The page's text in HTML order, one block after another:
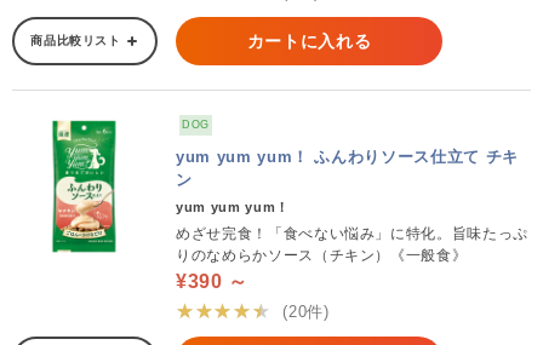
商品比較リスト カートに入れる
DOG
yum yum yum！ ふんわりソース仕立て チキ
ン
yum yum yum！
めざせ完食！「食べない悩み」に特化。旨味たっぷ
りのなめらかソース（チキン）《一般食》
¥390 ～
★★★★★
(20件)